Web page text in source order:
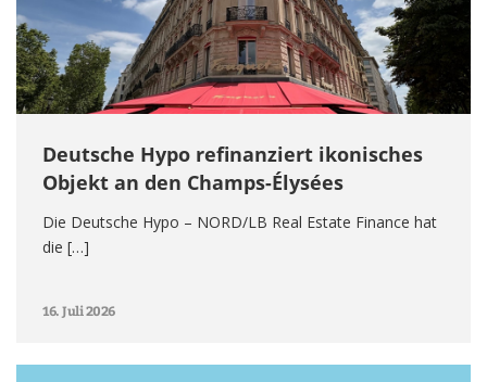
Deutsche Hypo refinanziert ikonisches
Objekt an den Champs-Élysées
Die Deutsche Hypo – NORD/LB Real Estate Finance hat
die […]
16. Juli 2026